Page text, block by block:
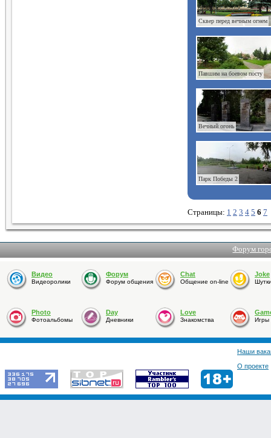
Сквер перед вечным огнем
Павшим на боевом посту
Вечный огонь
Парк Победы 2
Страницы: 1 2 3 4 5 6 7
Форум
Видео
Видеоролики
Форум
Форум общения
Chat
Общение on-line
Joke
Photo
Фотоальбомы
Day
Дневники
Love
Знакомства Игры
Наши
О проекте